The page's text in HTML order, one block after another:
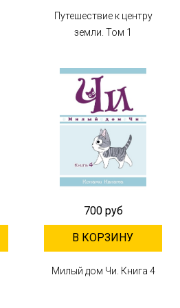
Путешествие к центру
земли. Том 1
700 руб
В КОРЗИНУ
Милый дом Чи. Книга 4